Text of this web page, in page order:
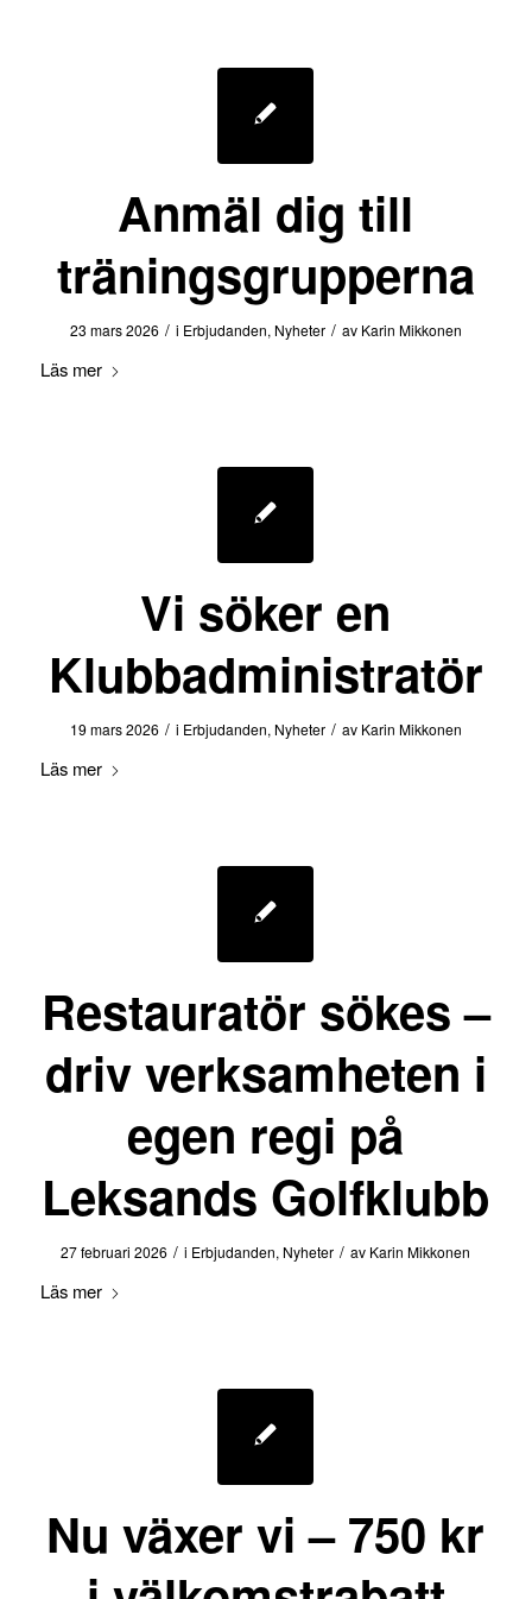
Anmäl dig till
träningsgrupperna
23 mars 2026 / i Erbjudanden, Nyheter / av Karin Mikkonen
Läs mer
Vi söker en
Klubbadministratör
19 mars 2026 / i Erbjudanden, Nyheter / av Karin Mikkonen
Läs mer
Restauratör sökes –
driv verksamheten i
egen regi på
Leksands Golfklubb
27 februari 2026 / i Erbjudanden, Nyheter / av Karin Mikkonen
Läs mer
Nu växer vi – 750 kr